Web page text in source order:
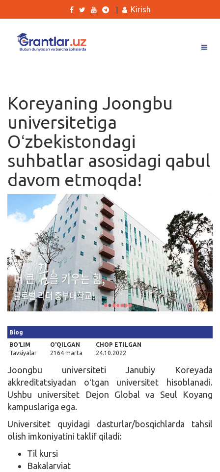
Ishlar
Kurslar
Blog
Yana
Qidirish
Kirish
Koreyaning Joongbu
universitetiga
Oʻzbekistondagi
suhbatlar asosidagi qabul
davom etmoqda!
Blog
BO'LIM
Tavsiyalar
O'QILGAN
2164 marta
CHOP ETILGAN
24.10.2022
Joongbu universiteti Janubiy Koreyada
akkreditatsiyadan oʻtgan universitet hisoblanadi.
Ushbu universitet Dejon Global va Seul Koyang
kampuslariga ega.
Universitet quyidagi dasturlar/bosqichlarda tahsil
olish imkoniyatini taklif qiladi:
Til kursi
Bakalarviat